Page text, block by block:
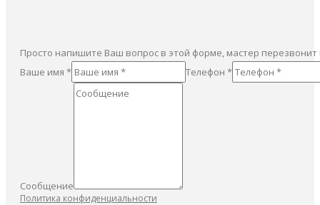
Просто напишите Ваш вопрос в этой форме, мастер
Ваше имя *
Телефон *
Сообщение
Политика конфиденциальности